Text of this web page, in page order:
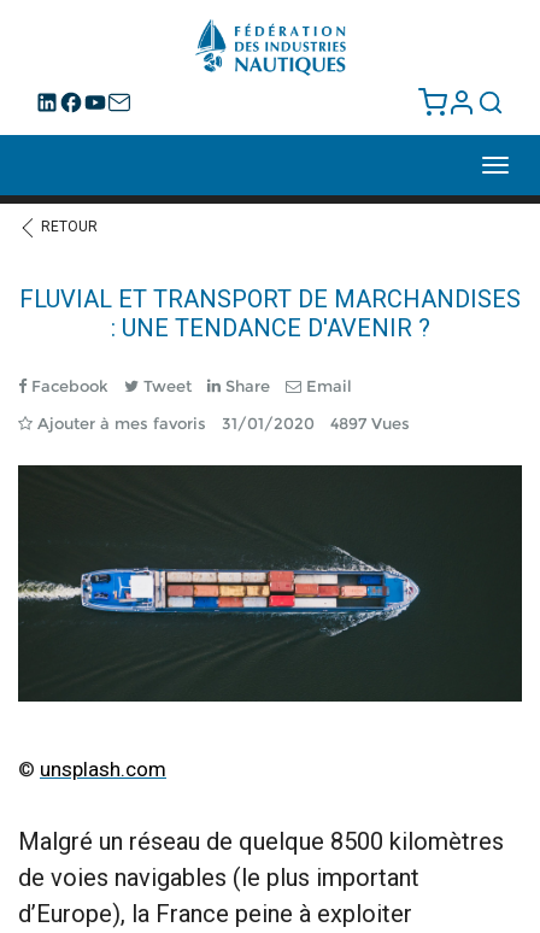
RETOUR
FLUVIAL ET TRANSPORT DE MARCHANDISES
: UNE TENDANCE D'AVENIR ?
Facebook Tweet Share
Email
Ajouter à mes favoris
31/01/2020 4897 Vues
© unsplash.com
Malgré un réseau de quelque 8500 kilomètres
de voies navigables (le plus important
d’Europe), la France peine à exploiter